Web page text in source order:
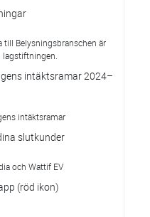
till Belysningsbranschen är
intäktsramar 2024–
intäktsramar
slutkunder
och Wattif EV
(röd ikon)